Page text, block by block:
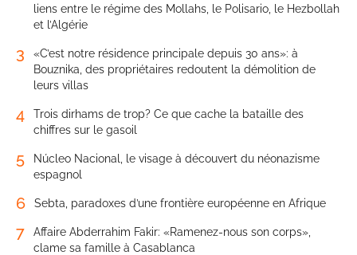
liens entre le régime des Mollahs, le Polisario, le Hezbollah
et l’Algérie
3
«C’est notre résidence principale depuis 30 ans»: à
Bouznika, des propriétaires redoutent la démolition de
leurs villas
4
Trois dirhams de trop? Ce que cache la bataille des
chiffres sur le gasoil
5
Núcleo Nacional, le visage à découvert du néonazisme
espagnol
6 Sebta, paradoxes d’une frontière européenne en Afrique
7
Affaire Abderrahim Fakir: «Ramenez-nous son corps»,
clame sa famille à Casablanca